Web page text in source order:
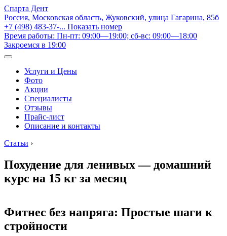
Спарта Дент
Россия, Московская область, Жуковский, улица Гагарина, 85б
+7 (498) 483-37-... Показать номер
Время работы: Пн-пт: 09:00—19:00; сб-вс: 09:00—18:00
Закроемся в 19:00
Услуги и Цены
Фото
Акции
Специалисты
Отзывы
Прайс-лист
Описание и контакты
Статьи ›
Похудение для ленивых — домашний
курс на 15 кг за месяц
Фитнес без напряга: Простые шаги к
стройности